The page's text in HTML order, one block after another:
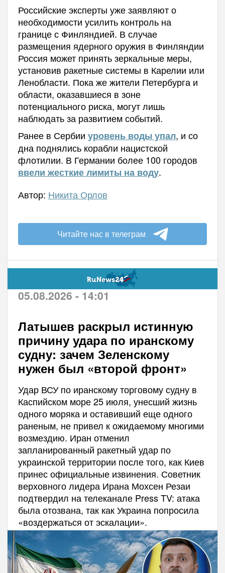
Российские эксперты уже заявляют о
необходимости усилить контроль на
границе с Финляндией. В случае
размещения ядерного оружия в Финляндии
Россия может принять зеркальные меры,
установив ракетные системы в Карелии или
Ленобласти. Пока же жители Петербурга и
области, оказавшиеся в зоне
потенциального риска, могут лишь
наблюдать за развитием событий.
Ранее в Сербии уровень воды упал, и со
дна поднялись корабли нацистской
флотилии. В Германии более 100 городов
ввели жесткие лимиты на воду.
Автор: Никита Орлов
Читайте нас в телеграм
05.08.2026 - 14:01
Латышев раскрыл истинную
причину удара по иранскому
судну: зачем Зеленскому
нужен был «второй фронт»
Удар ВСУ по иранскому торговому судну в
Каспийском море 25 июля, унесший жизнь
одного моряка и оставивший еще одного
раненым, не привел к ожидаемому многими
возмездию. Иран отменил
запланированный ракетный удар по
украинской территории после того, как Киев
принес официальные извинения. Советник
верховного лидера Ирана Мохсен Резаи
подтвердил на телеканале Press TV: атака
была отозвана, так как Украина попросила
«воздержаться от эскалации».